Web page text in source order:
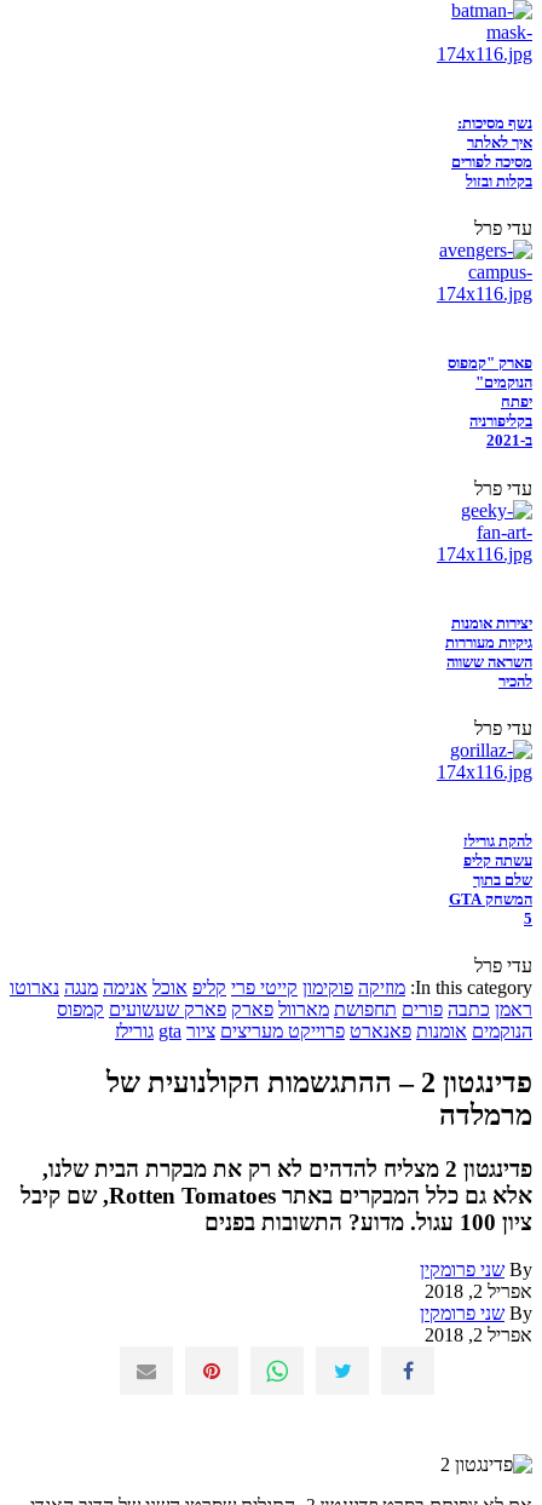
נשף מסיכות:
איך לאלתר
מסיכה לפורים
בקלות ובזול
עדי פרל
פארק "קמפוס
הנוקמים"
יפתח
בקליפורניה
ב-2021
עדי פרל
יצירות אומנות
גיקיות מעוררות
השראה ששווה
להכיר
עדי פרל
להקת גורילז
עשתה קליפ
שלם בתוך
המשחק GTA
5
עדי פרל
In this category: מוזיקה פוקימון קייטי פרי קליפ אוכל אנימה מנגה נארוטו
ראמן כתבה פורים תחפושת מארוול פארק פארק שעשועים קמפוס
הנוקמים אומנות פאנארט פרוייקט מעריצים ציור gta גורילז
פדינגטון 2 – ההתגשמות הקולנועית של
מרמלדה
פדינגטון 2 מצליח להדהים לא רק את מבקרת הבית שלנו,
אלא גם כלל המבקרים באתר Rotten Tomatoes, שם קיבל
ציון 100 עגול. מדוע? התשובות בפנים
By שני פרומקין
אפריל 2, 2018
By שני פרומקין
אפריל 2, 2018